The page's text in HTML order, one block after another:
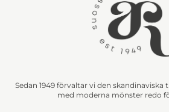
Sedan 1949 förvaltar vi den
med moderna mönster redo